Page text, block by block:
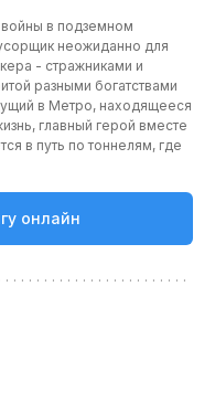
в подземном
неожиданно для
- стражниками и
разными богатствами
в Метро, находящееся
главный герой вместе
в путь по тоннелям, где
онлайн